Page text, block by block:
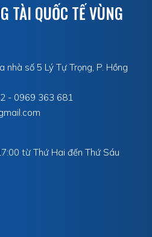
TÀI QUỐC TẾ VÙNG
nhà số 5 Lý Tự Trọng, P. Hồng
- 0969 363 681
từ Thứ Hai đến Thứ Sáu